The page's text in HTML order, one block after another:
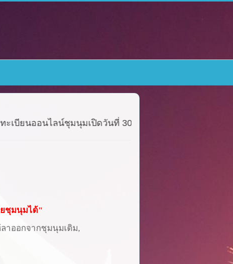
นออนไลน์ชุมนุมเปิดวันที่ 30 เม.ย. 69
ชุมนุมได้"
าออกจากชุมนุมเดิม,